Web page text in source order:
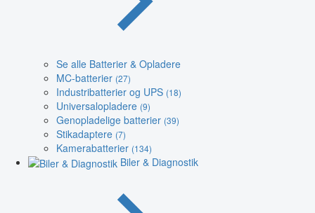
Se alle Batterier & Opladere
MC-batterier (27)
Industribatterier og UPS (18)
Universalopladere (9)
Genopladelige batterier (39)
Stikadaptere (7)
Kamerabatterier (134)
Biler & Diagnostik